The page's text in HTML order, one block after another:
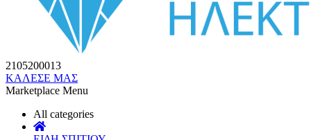
2105200013
ΚΑΛΕΣΕ ΜΑΣ
Marketplace Menu
All categories